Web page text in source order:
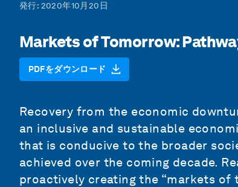
発行: 2020年10月20日
Markets of Tomorrow:
PDFをダウンロード
Recovery from the economic
an inclusive and sustainable
that is conducive to the broader
achieved over the coming decade.
proactively creating the “markets